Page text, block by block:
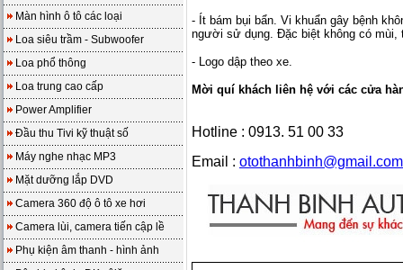
Màn hình ô tô các loại
Loa siêu trầm - Subwoofer
Loa phổ thông
Loa trung cao cấp
Power Amplifier
Đầu thu Tivi kỹ thuật số
Máy nghe nhạc MP3
Mặt dưỡng lắp DVD
Camera 360 độ ô tô xe hơi
Camera lùi, camera tiến cập lề
Phụ kiện âm thanh - hình ảnh
- Ít bám bụi bẩn. Vi khuẩn gây bệnh
người sử dụng. Đặc biệt không có
- Logo dập theo xe.
Mời quí khách liên hệ với các cửa
Hotline : 0913. 51 00 33
Email : otothanhbinh@gmail.com